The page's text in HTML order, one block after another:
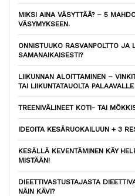
MIKSI AINA VÄSYTTÄÄ? – 5
VÄSYMYKSEEN.
ONNISTUUKO RASVANPOLTTO JA
SAMANAIKAISESTI?
LIIKUNNAN ALOITTAMINEN –
TAI LIIKUNTATAUOLTA PALAAVALLE
TREENIVÄLINEET KOTI- TAI
IDEOITA KESÄRUOKAILUUN + 3
KESÄLLÄ KEVENTÄMINEN KÄY
MISTÄÄN!
DIEETTIVASTUSTAJASTA
NÄIN KÄVI?